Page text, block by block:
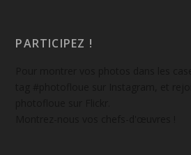
PARTICIPEZ !